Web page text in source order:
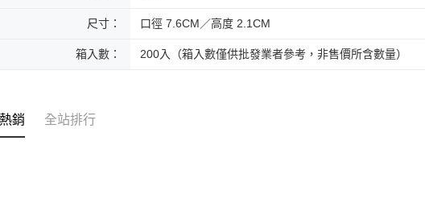
尺寸： 口徑 7.6CM／高度 2.1CM
箱入數： 200入（箱入數僅供批發業者參考，非售價所含數量）
銷 全站排行